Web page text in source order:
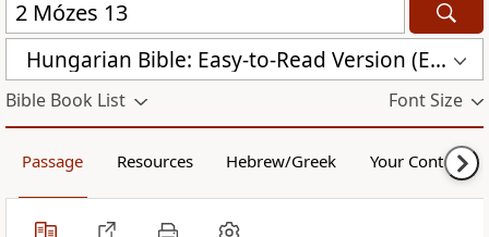
Hungarian Bible: Easy-to-Read Version (ERV-HU)
Bible Book List Font Size
Passage Resources Hebrew/Greek Your Content